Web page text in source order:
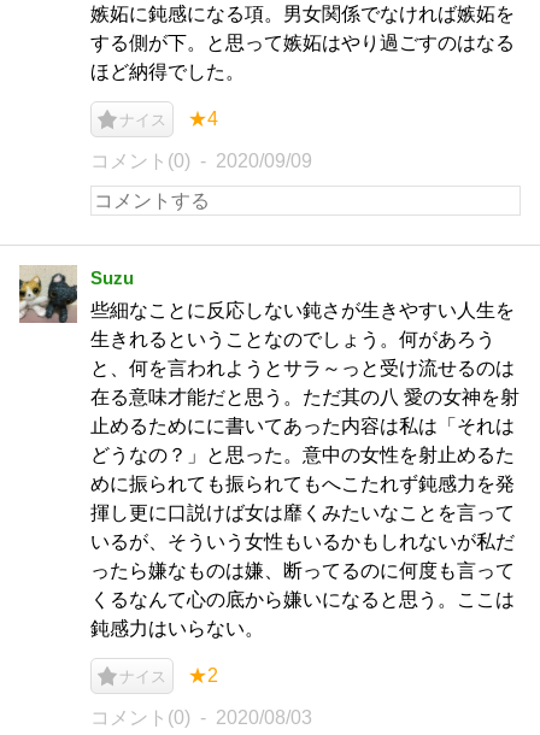
嫉妬に鈍感になる項。男女関係でなければ嫉妬を
する側が下。と思って嫉妬はやり過ごすのはなる
ほど納得でした。
ナイス ★4
コメント(0) 2020/09/09
Suzu
些細なことに反応しない鈍さが生きやすい人生を
生きれるということなのでしょう。何があろう
と、何を言われようとサラ～っと受け流せるのは
在る意味才能だと思う。ただ其の八 愛の女神を射
止めるためにに書いてあった内容は私は「それは
どうなの？」と思った。意中の女性を射止めるた
めに振られても振られてもへこたれず鈍感力を発
揮し更に口説けば女は靡くみたいなことを言って
いるが、そういう女性もいるかもしれないが私だ
ったら嫌なものは嫌、断ってるのに何度も言って
くるなんて心の底から嫌いになると思う。ここは
鈍感力はいらない。
ナイス ★2
コメント(0) 2020/08/03